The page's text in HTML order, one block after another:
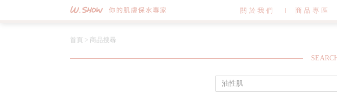
關於我們 商品專區
首頁 > 商品搜尋